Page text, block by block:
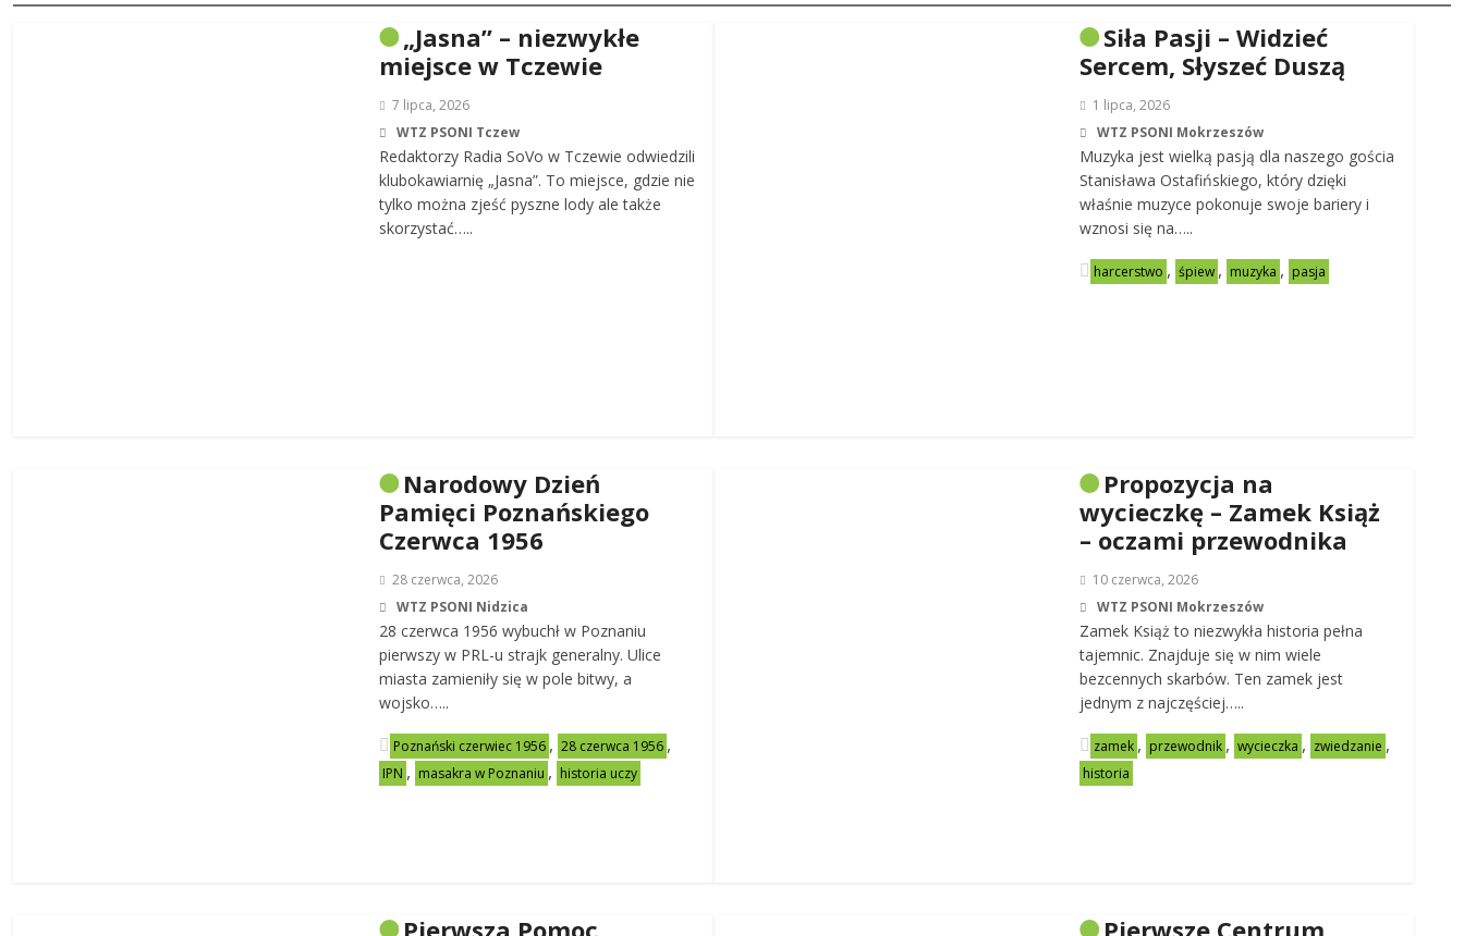
„Jasna” – niezwykłe
miejsce w Tczewie
7 lipca, 2026
WTZ PSONI Tczew
Redaktorzy Radia SoVo w Tczewie odwiedzili
klubokawiarnię „Jasna”. To miejsce, gdzie nie
tylko można zjeść pyszne lody ale także
skorzystać…..
Siła Pasji – Widzieć
Sercem, Słyszeć Duszą
1 lipca, 2026
WTZ PSONI Mokrzeszów
Muzyka jest wielką pasją dla naszego gościa
Stanisława Ostafińskiego, który dzięki
właśnie muzyce pokonuje swoje bariery i
wznosi się na…..
harcerstwo , śpiew , muzyka , pasja
Narodowy Dzień
Pamięci Poznańskiego
Czerwca 1956
28 czerwca, 2026
WTZ PSONI Nidzica
28 czerwca 1956 wybuchł w Poznaniu
pierwszy w PRL-u strajk generalny. Ulice
miasta zamieniły się w pole bitwy, a
wojsko…..
Poznański czerwiec 1956 , 28 czerwca 1956 ,
IPN , masakra w Poznaniu , historia uczy
Propozycja na
wycieczkę – Zamek Książ
– oczami przewodnika
10 czerwca, 2026
WTZ PSONI Mokrzeszów
Zamek Książ to niezwykła historia pełna
tajemnic. Znajduje się w nim wiele
bezcennych skarbów. Ten zamek jest
jednym z najczęściej…..
zamek , przewodnik , wycieczka , zwiedzanie ,
historia
Pierwsza Pomoc
Pierwsze Centrum